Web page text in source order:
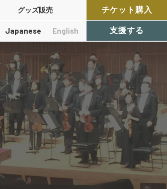
グッズ販売
Japanese English
チケット購入
支援する